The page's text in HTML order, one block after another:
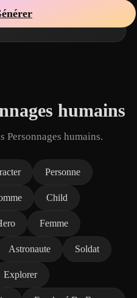
humains
Personnages humains.
Personne
Child
Femme
Astronaute Soldat
Explorer